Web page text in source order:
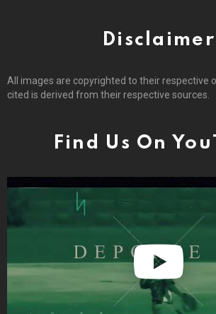
Disclaimer
All images are copyrighted to their respective
cited is derived from their respective sources.
Find Us On